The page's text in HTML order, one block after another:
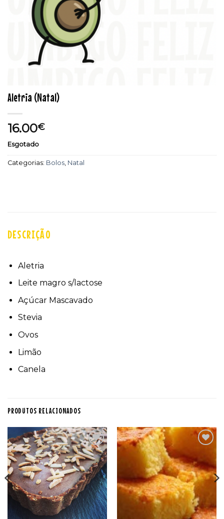
Aletria (Natal)
16.00€
Esgotado
Categorias: Bolos Natal
DESCRIÇÃO
Aletria
Leite magro s/lactose
Açúcar Mascavado
Stevia
Ovos
Limão
Canela
PRODUTOS RELACIONADOS
Adicionar
aos
favoritos
aos
favoritos